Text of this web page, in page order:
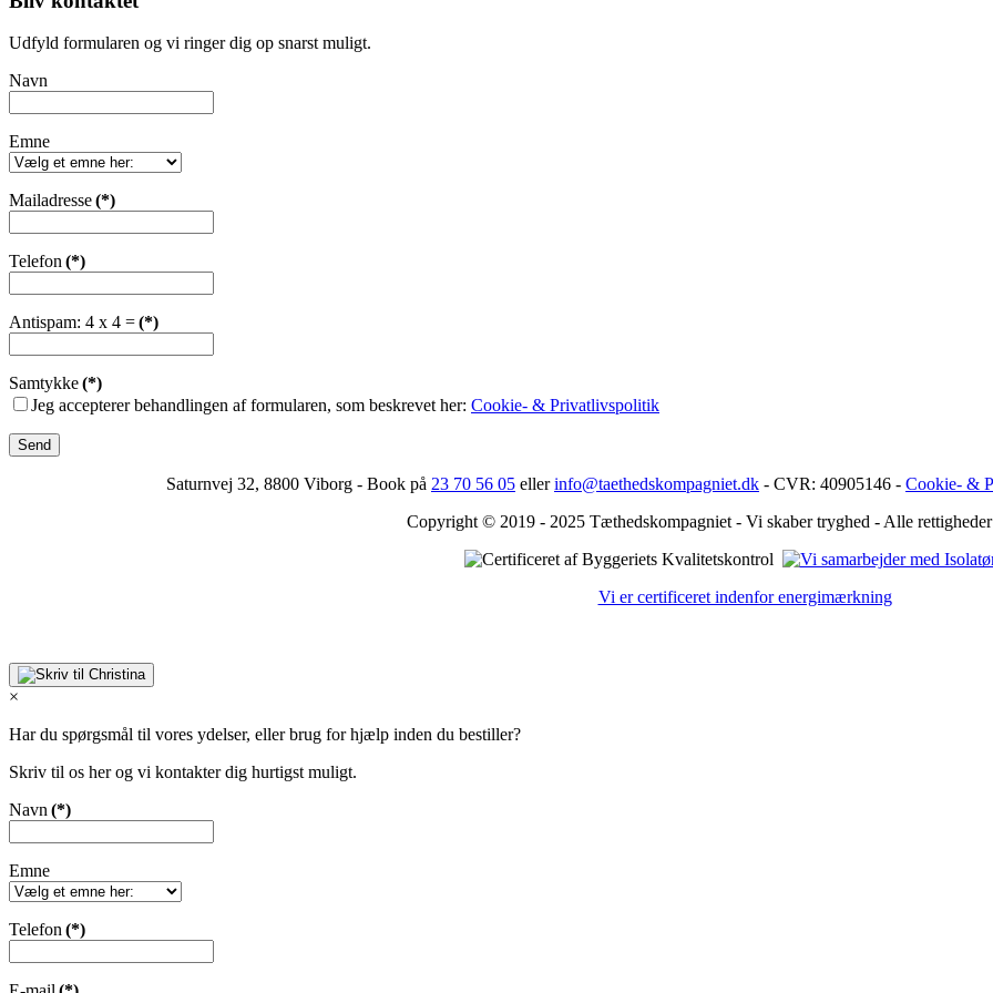
Udfyld formularen og vi ringer dig op snarst muligt.
Navn
Emne
Mailadresse(*)
Telefon (*)
Antispam: 4 x 4 =(*)
Samtykke(*)
Jeg accepterer behandlingen af formularen, som beskrevet her: Cookie- & Privatlivspolitik
Send
Saturnvej 32, 8800 Viborg - Book på 23 70 56 05 ellerinfo@taethedskompagniet.dk - CVR: 40905146 - Cookie- &
Copyright © 2019 - 2025 Tæthedskompagniet - Vi skaber tryghed - Alle
Vi er certificeret indenfor energimærkning
×
Har du spørgsmål til vores ydelser, eller brug for hjælp inden du bestiller?
Skriv til os her og vi kontakter dig hurtigst muligt.
Navn (*)
Emne
Telefon (*)